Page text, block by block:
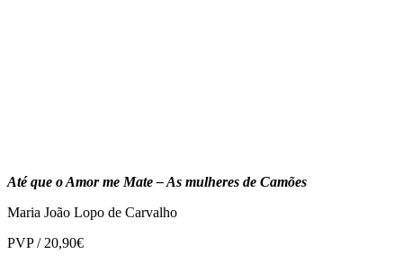
Até que o Amor me Mate – As mulheres de Camões
Maria João Lopo de Carvalho
PVP / 20,90€